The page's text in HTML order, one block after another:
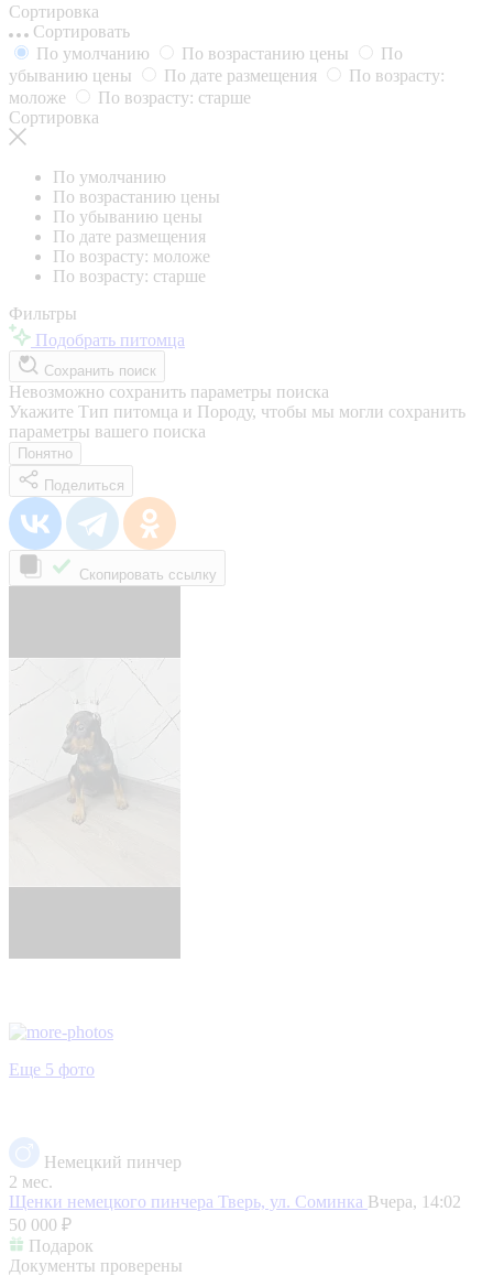
Сортировка
Сортировать
По умолчанию
По возрастанию цены
По
убыванию цены
По дате размещения
По возрасту:
моложе
По возрасту: старше
Сортировка
По умолчанию
По возрастанию цены
По убыванию цены
По дате размещения
По возрасту: моложе
По возрасту: старше
Фильтры
Подобрать питомца
Сохранить поиск
Невозможно сохранить параметры поиска
Укажите Тип питомца и Породу, чтобы мы могли сохранить
параметры вашего поиска
Понятно
Поделиться
Скопировать ссылку
Еще 5 фото
Немецкий пинчер
2 мес.
Щенки немецкого пинчера Тверь, ул. Соминка Вчера, 14:02
50 000 ₽
Подарок
Документы проверены